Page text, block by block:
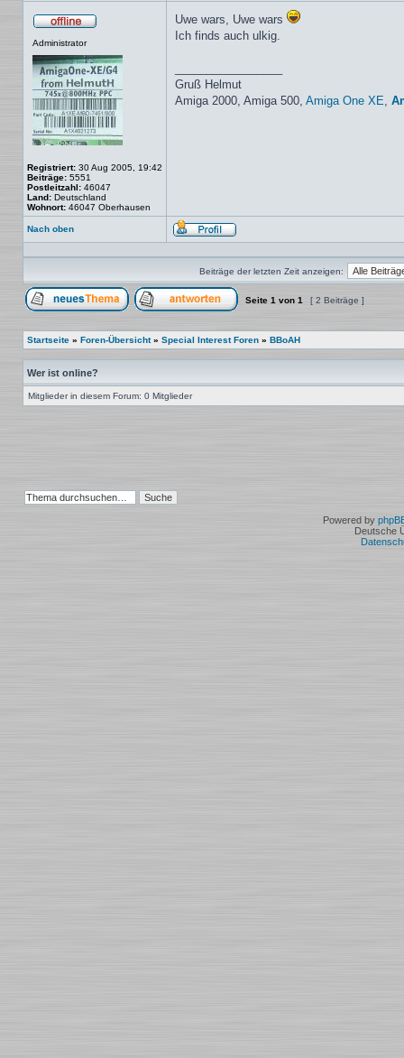
Administrator
Registriert: 30 Aug 2005, 19:42
Beiträge: 5551
Postleitzahl: 46047
Land: Deutschland
Wohnort: 46047 Oberhausen
Uwe wars, Uwe wars
Ich finds auch ulkig.
Gruß Helmut
Amiga 2000, Amiga 500, Amiga One XE,
Nach oben
Profil
Beiträge der letzten Zeit anzeigen:
Seite 1 von 1 [ 2 Beiträge ]
Startseite » Foren-Übersicht» Special Interest Foren » BBoAH
Wer ist online?
Mitglieder in diesem Forum: 0 Mitglieder
Powered by
Deutsche